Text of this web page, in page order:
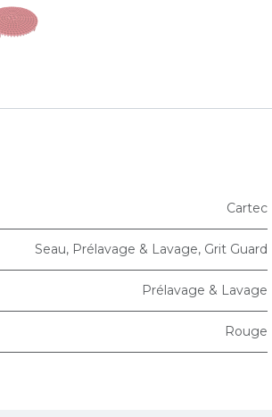
Cartec
Seau, Prélavage & Lavage, Grit Guard
Prélavage & Lavage
Rouge